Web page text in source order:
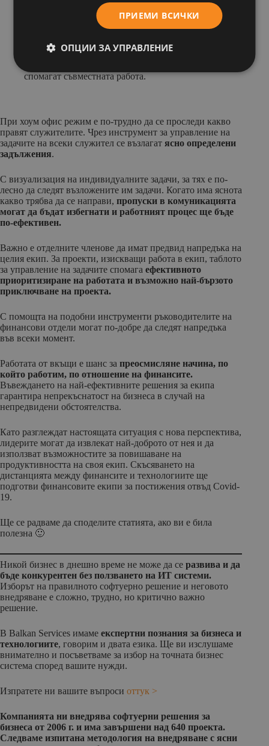
Гарантират, че индивидуалните отговорности са
спомагат съвместната работа.
При хоум офис режим е по-трудно да се проследи какво
правят служителите. Чрез инструмент за управление на
задачите на всеки служител се възлагат ясно определени
задължения.
С визуализация на индивидуалните задачи, за тях е по-
лесно да следят възложените им задачи. Когато има яснота
какво трябва да се направи, пропуски в комуникацията
могат да бъдат избегнати и работният процес ще бъде
по-ефективен.
Важно е отделните членове да имат предвид напредъка на
целия екип. За проекти, изискващи работа в екип, таблото
за управление на задачите спомага ефективното
приоритизиране на работата и възможно най-бързото
приключване на проекта.
С помощта на подобни инструменти ръководителите на
финансови отдели могат по-добре да следят напредъка
във всеки момент.
Работата от вкъщи е шанс за преосмисляне начина, по
който работим, по отношение на финансите.
Въвеждането на най-ефективните решения за екипа
гарантира непрекъснатост на бизнеса в случай на
непредвидени обстоятелства.
Като разглеждат настоящата ситуация с нова перспектива,
лидерите могат да извлекат най-доброто от нея и да
използват възможностите за повишаване на
продуктивността на своя екип. Скъсяването на
дистанцията между финансите и технологиите ще
подготви финансовите екипи за постижения отвъд Covid-
19.
Ще се радваме да споделите статията, ако ви е била
полезна 🙂
Никой бизнес в днешно време не може да се развива и да
бъде конкурентен без ползването на ИТ системи.
Изборът на правилното софтуерно решение и неговото
внедряване е сложно, трудно, но критично важно
решение.
В Balkan Services имаме експертни познания за бизнеса и
технологиите, говорим и двата езика. Ще ви изслушаме
внимателно и посъветваме за избор на точната бизнес
система според вашите нужди.
Изпратете ни вашите въпроси оттук >
Компанията ни внедрява софтуерни решения за
бизнеса от 2006 г. и има завършени над 640 проекта.
Следваме изпитана методология на внедряване с ясни
ПРИЕМИ ВСИЧКИ
ОПЦИИ ЗА УПРАВЛЕНИЕ